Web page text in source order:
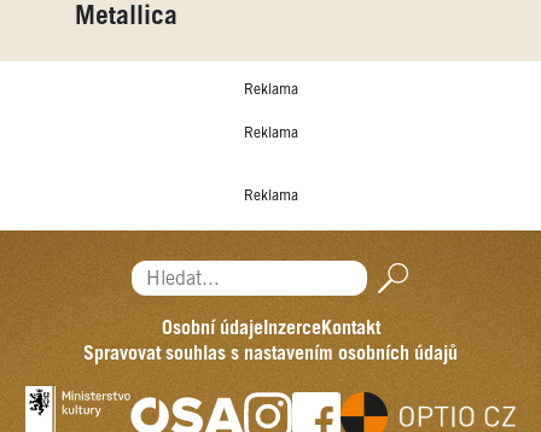
Metallica
Reklama
Reklama
Reklama
Hledat...
Osobní údajeInzerceKontakt
Spravovat souhlas s nastavením osobních údajů